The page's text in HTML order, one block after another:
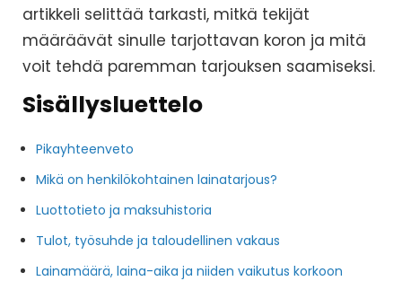
artikkeli selittää tarkasti, mitkä tekijät
määräävät sinulle tarjottavan koron ja mitä
voit tehdä paremman tarjouksen saamiseksi.
Sisällysluettelo
Pikayhteenveto
Mikä on henkilökohtainen lainatarjous?
Luottotieto ja maksuhistoria
Tulot, työsuhde ja taloudellinen vakaus
Lainamäärä, laina-aika ja niiden vaikutus korkoon